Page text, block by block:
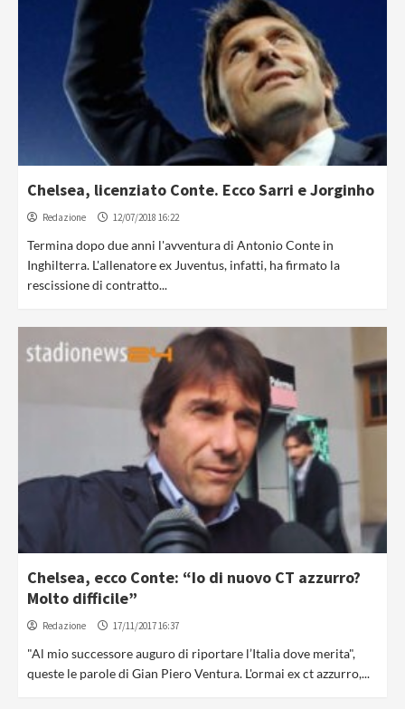
Chelsea, licenziato Conte. Ecco Sarri e Jorginho
Redazione 12/07/2018 16:22
Termina dopo due anni l'avventura di Antonio Conte in
Inghilterra. L'allenatore ex Juventus, infatti, ha firmato la
rescissione di contratto...
Chelsea, ecco Conte: “Io di nuovo CT azzurro?
Molto difficile”
Redazione 17/11/2017 16:37
"Al mio successore auguro di riportare l’Italia dove merita",
queste le parole di Gian Piero Ventura. L'ormai ex ct azzurro,...